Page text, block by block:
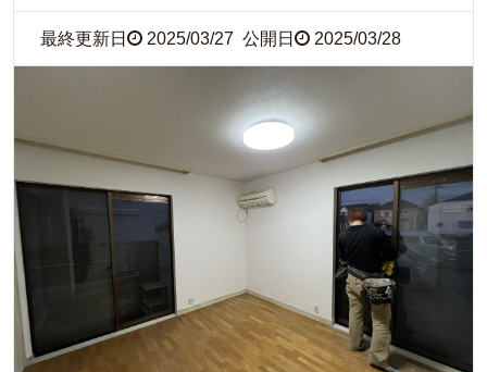
最終更新日 2025/03/27 公開日 2025/03/28